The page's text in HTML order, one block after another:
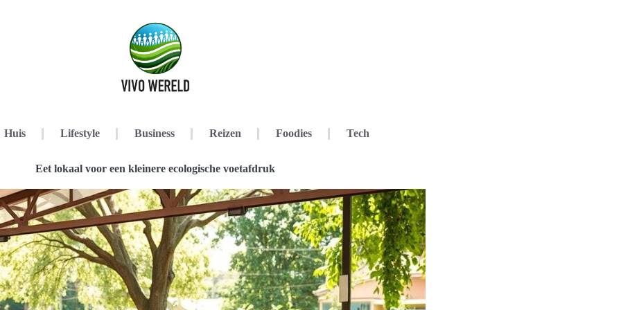
Huis Lifestyle Business Reizen Foodies Tech
Eet lokaal voor een kleinere ecologische voetafdruk